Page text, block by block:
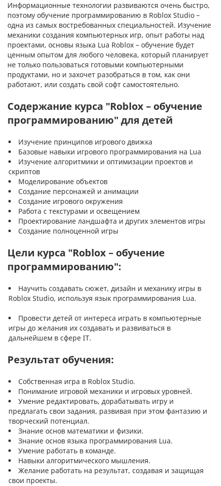
Информационные технологии развиваются очень быстро,
поэтому обучение программированию в Roblox Studio –
одна из самых востребованных специальностей. Изучение
механики создания компьютерных игр, опыт работы над
проектами, основы языка Lua Roblox – обучение будет
ценным опытом для любого человека, который планирует
не только пользоваться готовыми компьютерными
продуктами, но и захочет разобраться в том, как они
работают, или создать свой софт самостоятельно.
Содержание курса "Roblox – обучение
программированию" для детей
Изучение принципов игрового движка
Базовые навыки игрового программирования на Lua
Изучение алгоритмики и оптимизации проектов и
скриптов
Моделирование объектов
Создание персонажей и анимации
Создание игрового окружения
Работа с текстурами и освещением
Проектирование ландшафта и других элементов игры
Создание полноценной игры
Цели курса "Roblox – обучение
программированию":
Научить создавать сюжет, дизайн и механику игры в
Roblox Studio, используя язык программирования Lua.
Провести детей от интереса играть в компьютерные
игры до желания их создавать и развиваться в
дальнейшем в сфере IT.
Результат обучения:
Собственная игра в Roblox Studio.
Понимание игровой механики и игровых уровней.
Умение редактировать, дорабатывать игру и
предлагать свои задания, развивая при этом фантазию и
творческий потенциал.
Знание основ математики и физики.
Знание основ языка программирования Lua.
Умение работать в команде.
Навыки алгоритмического мышления.
Желание работать на результат, создавая и защищая
свои проекты.